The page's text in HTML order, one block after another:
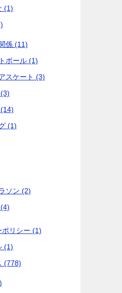
(1)
係 (11)
ボール (1)
スケート (3)
(1)
ソン (2)
ポリシー (1)
(1)
(778)